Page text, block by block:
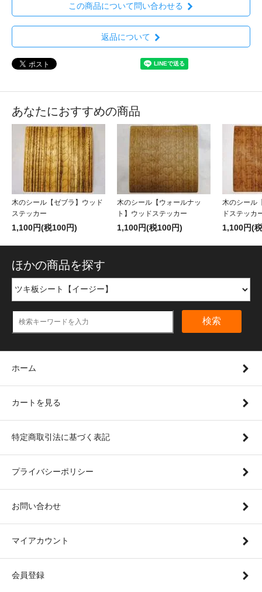
この商品について問い合わせる
返品について
あなたにおすすめの商品
木のシール【ゼブラ】ウッド
ステッカー
1,100円(税100円)
木のシール【ウォールナッ
ト】ウッドステッカー
1,100円(税100円)
木のシール
ドステッカ
1,100円(
ほかの商品を探す
検索
ホーム
カートを見る
特定商取引法に基づく表記
プライバシーポリシー
お問い合わせ
マイアカウント
会員登録